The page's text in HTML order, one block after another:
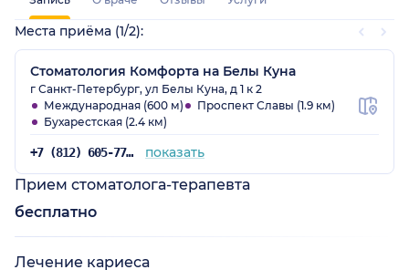
Места приёма (1/2):
Стоматология Комфорта на Белы Куна
г Санкт-Петербург, ул Белы Куна, д 1 к 2
Международная (600 м)
Проспект Славы (1.9 км)
Бухарестская (2.4 км)
+7 (812) 605-77-84 показать
Прием стоматолога-терапевта
бесплатно
Лечение кариеса